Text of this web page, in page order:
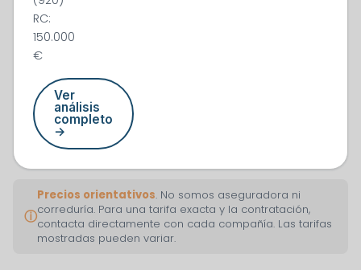
RC:
150.000
€
Ver
análisis
completo
→
ⓘ
Precios orientativos. No somos aseguradora ni
correduría. Para una tarifa exacta y la contratación,
contacta directamente con cada compañía. Las tarifas
mostradas pueden variar.